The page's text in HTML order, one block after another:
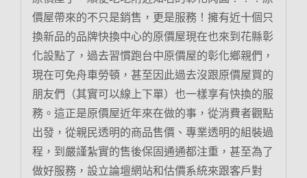
價屋帶來的不只是銷售，更是服務！擁有近十個只
換新品的品牌快換中心的原價屋現在也來到花縣彰
化設點了，過去習慣跑台中原價屋的彰化鄉親們，
現在可免舟車勞頓，甚至因此過去沒跟原價屋買的
朋友們（其實可以線上下單）也一樣享有快換的服
務。這正是原價屋近年來在做的事，從消費者觀點
出發，從親民透明的商品售價、專業透明的組裝過
程，到嚴謹紮實的售後保固通通都注重，甚至為了
做好服務，設立論壇網站和估價系統來跟客戶對